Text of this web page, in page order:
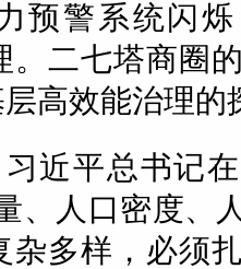
预警系统闪
。二七塔商圈
高效能治理的
平总书记在
、人口密度、
杂多样，必须